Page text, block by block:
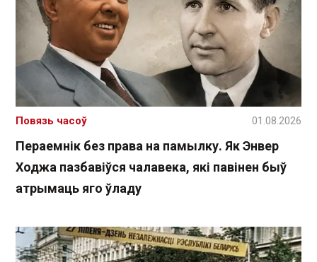
Пераемнік без права на памылку. Як Энвер
Ходжа пазбавіўся чалавека, які павінен быў
атрымаць яго ўладу
Повязь часоў 01.08.2026